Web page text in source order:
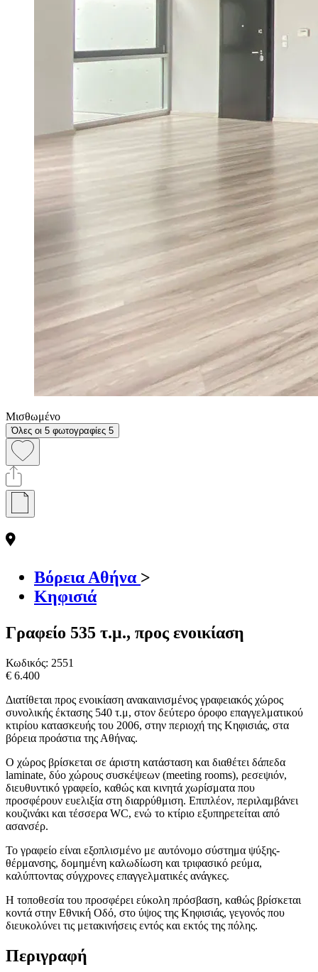
Μισθωμένο
Όλες οι 5 φωτογραφίες 5
Βόρεια Αθήνα >
Κηφισιά
Γραφείο 535 τ.μ., προς ενοικίαση
Κωδικός: 2551
€ 6.400
Διατίθεται προς ενοικίαση ανακαινισμένος γραφειακός χώρος
συνολικής έκτασης 540 τ.μ, στον δεύτερο όροφο επαγγελματικού
κτιρίου κατασκευής του 2006, στην περιοχή της Κηφισιάς, στα
βόρεια προάστια της Αθήνας.
Ο χώρος βρίσκεται σε άριστη κατάσταση και διαθέτει δάπεδα
laminate, δύο χώρους συσκέψεων (meeting rooms), ρεσεψιόν,
διευθυντικό γραφείο, καθώς και κινητά χωρίσματα που
προσφέρουν ευελιξία στη διαρρύθμιση. Επιπλέον, περιλαμβάνει
κουζινάκι και τέσσερα WC, ενώ το κτίριο εξυπηρετείται από
ασανσέρ.
Το γραφείο είναι εξοπλισμένο με αυτόνομο σύστημα ψύξης-
θέρμανσης, δομημένη καλωδίωση και τριφασικό ρεύμα,
καλύπτοντας σύγχρονες επαγγελματικές ανάγκες.
Η τοποθεσία του προσφέρει εύκολη πρόσβαση, καθώς βρίσκεται
κοντά στην Εθνική Οδό, στο ύψος της Κηφισιάς, γεγονός που
διευκολύνει τις μετακινήσεις εντός και εκτός της πόλης.
Περιγραφή